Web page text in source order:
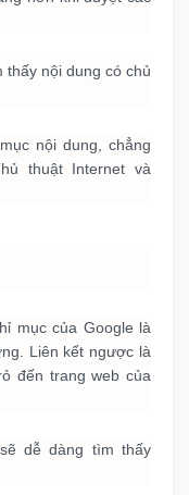
thấy nội dung có chủ
nội dung, chẳng
thuật Internet và
mục của Google là
Liên kết ngược là
đến trang web của
dễ dàng tìm thấy